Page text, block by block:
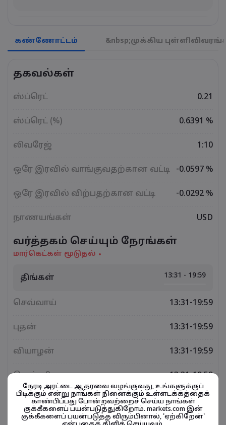
US Government Shutdown Threatens
October Inflation Data Release
US-EU Relations: Russia Sanctions Unite
Emma Rose
BOJ Warns of Japan Stock Market
கண்ணோட்டம் &nbsp;முக்கிய
தகவல்கள்
ஸ்ப்ரெட் 0.21
ஸ்ப்ரெட் (%) 0.6391 %
லிவரேஜ் 1:10
ஒரே இரவில் வாங்குவதற்கான வட்டி -0.0597 %
ஒரே இரவில் விற்பதற்கான வட்டி -0.0292 %
நாணயங்கள் USD
வர்த்தகம் செய்யும் நேரங்கள்
மார்கெட்கள் மூடுதல்
திங்கள் 13:31 - 19:59
செவ்வாய் 13:31-19:59
புதன் 13:31-19:59
வியாழன் 13:31-19:59
வெள்ளி 13:31-19:59
நிதிசார் கருவிகள் தொடர்பானவை
நேரடி அரட்டை ஆதரவை வழங்குவது, உங்களுக்குப்
பிடிக்கும் என்று நாங்கள் நினைக்கும் உள்ளடக்கத்தைக்
காண்பிப்பது போன்றவற்றைச் செய்ய நாங்கள்
குக்கீகளைப் பயன்படுத்துகிறோம். markets.com இன்
குக்கீகளைப் பயன்படுத்த விரும்பினால், 'ஏற்கிறேன்'